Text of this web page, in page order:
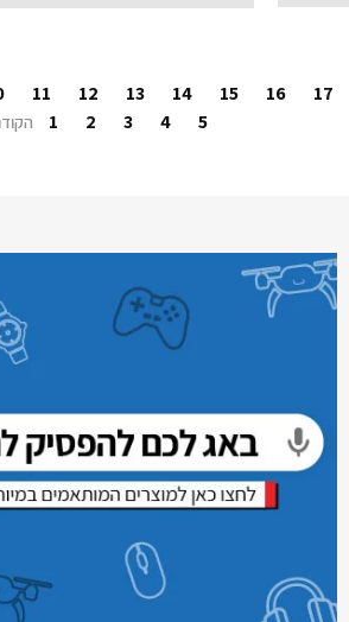
17
16
15
14
13
12
11
5
4
3
2
1